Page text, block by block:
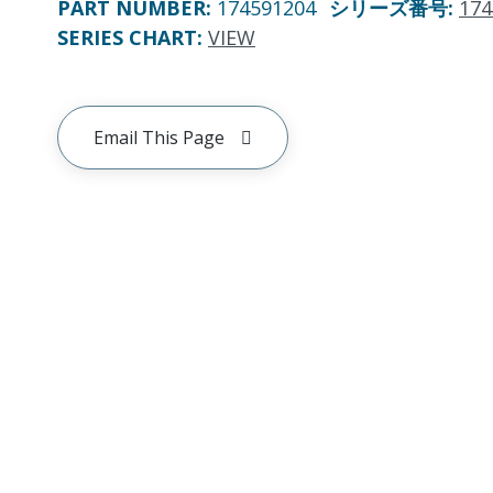
PART NUMBER: 174591204 シリーズ番号:
SERIES CHART: VIEW
Email This Page